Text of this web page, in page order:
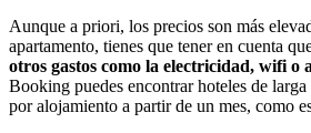
Aunque a priori, los precios son más
apartamento, tienes que tener en cuenta
otros gastos como la electricidad, wifi o
Booking puedes encontrar hoteles de larga
por alojamiento a partir de un mes, como